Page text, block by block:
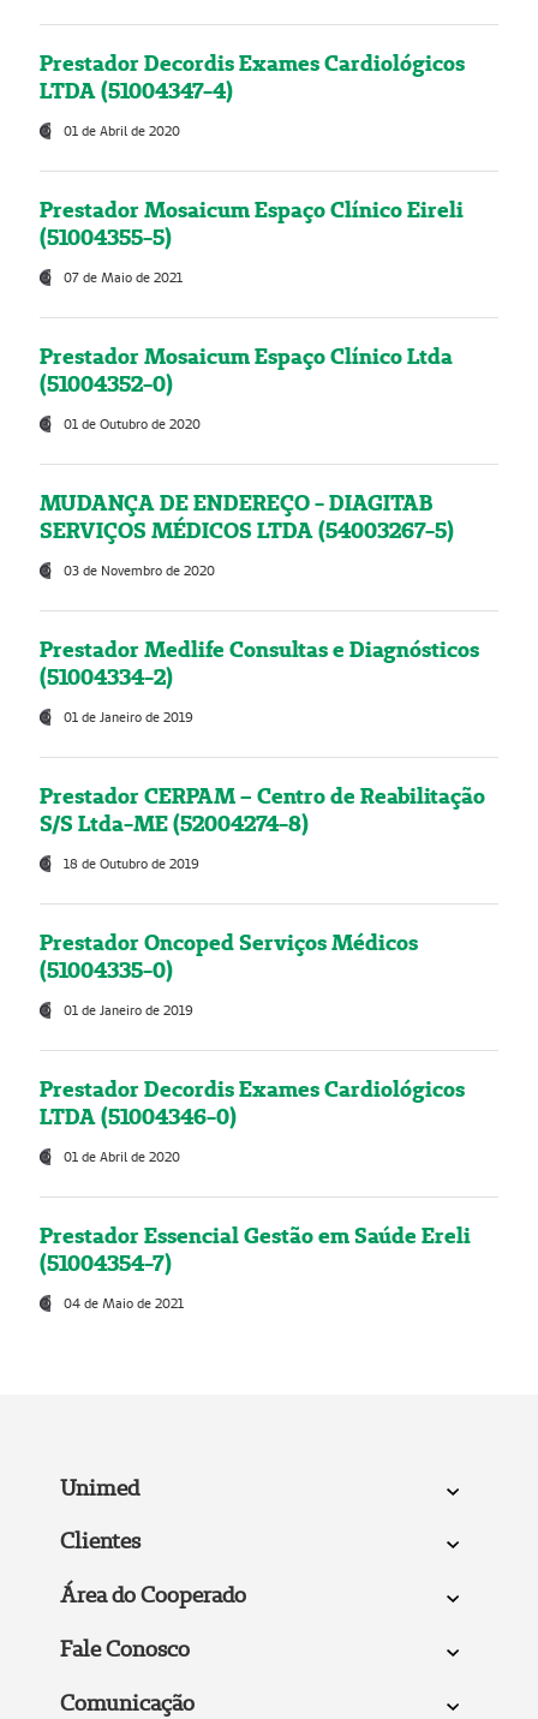
Prestador Decordis Exames Cardiológicos
LTDA (51004347-4)
01 de Abril de 2020
Prestador Mosaicum Espaço Clínico Eireli
(51004355-5)
07 de Maio de 2021
Prestador Mosaicum Espaço Clínico Ltda
(51004352-0)
01 de Outubro de 2020
MUDANÇA DE ENDEREÇO - DIAGITAB
SERVIÇOS MÉDICOS LTDA (54003267-5)
03 de Novembro de 2020
Prestador Medlife Consultas e Diagnósticos
(51004334-2)
01 de Janeiro de 2019
Prestador CERPAM – Centro de Reabilitação
S/S Ltda-ME (52004274-8)
18 de Outubro de 2019
Prestador Oncoped Serviços Médicos
(51004335-0)
01 de Janeiro de 2019
Prestador Decordis Exames Cardiológicos
LTDA (51004346-0)
01 de Abril de 2020
Prestador Essencial Gestão em Saúde Ereli
(51004354-7)
04 de Maio de 2021
Unimed
Clientes
Área do Cooperado
Fale Conosco
Comunicação